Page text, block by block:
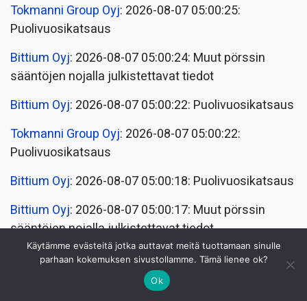
Tokmanni Group Oyj: 2026-08-07 05:00:25:
Puolivuosikatsaus
Bittium Oyj: 2026-08-07 05:00:24: Muut pörssin
sääntöjen nojalla julkistettavat tiedot
Bittium Oyj: 2026-08-07 05:00:22: Puolivuosikatsaus
Tokmanni Group Oyj: 2026-08-07 05:00:22:
Puolivuosikatsaus
Bittium Oyj: 2026-08-07 05:00:18: Puolivuosikatsaus
Bittium Oyj: 2026-08-07 05:00:17: Muut pörssin
sääntöjen nojalla julkistettavat tiedot
Relais Group Oyj: 2026-08-06 15:50:10: Osakkeiden
Käytämme evästeitä jotka auttavat meitä tuottamaan sinulle
parhaan kokemuksen sivustollamme. Tämä lienee ok?
Ok